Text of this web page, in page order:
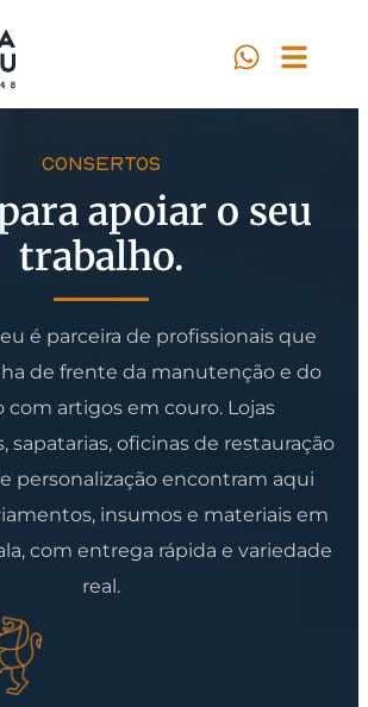
CONSERTOS
apoiar o seu
trabalho.
é parceira de profissionais que
de frente da manutenção e do
com artigos em couro. Lojas
sapatarias, oficinas de restauração
personalização encontram aqui
insumos e materiais em
com entrega rápida e variedade
real.